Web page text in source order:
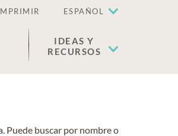
ESPAÑOL
IDEAS Y
RECURSOS
Puede buscar por nombre o